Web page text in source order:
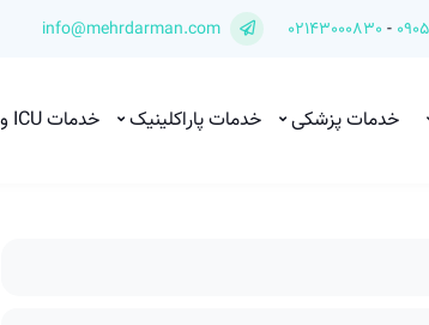
-
02143000830
info@mehrdarman.com
خدمات پزشکی خدمات پاراکلینیک خدمات ICU و CCU